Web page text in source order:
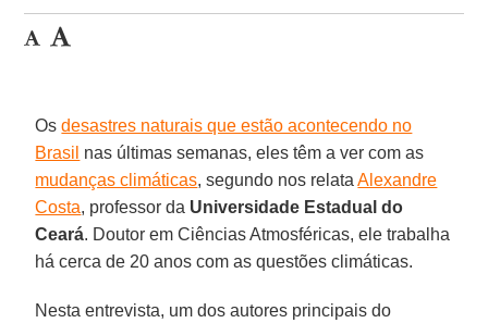
Osdesastres naturais que estão acontecendo no
Brasil nas últimas semanas, eles têm a ver com as
mudanças climáticas, segundo nos relataAlexandre
Costa, professor da Universidade Estadual do
Ceará. Doutor em Ciências Atmosféricas, ele trabalha
há cerca de 20 anos com as questões climáticas.
Nesta entrevista, um dos autores principais do